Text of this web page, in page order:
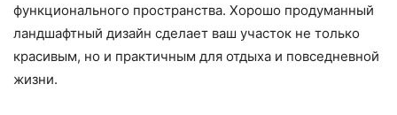
функционального пространства. Хорошо продуманный
ландшафтный дизайн сделает ваш участок не только
красивым, но и практичным для отдыха и повседневной
жизни.